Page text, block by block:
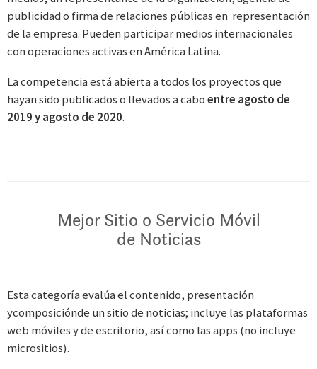
publicidad o firma de relaciones públicas en representación
de la empresa. Pueden participar medios internacionales
con operaciones activas en América Latina.
La competencia está abierta a todos los proyectos que
hayan sido publicados o llevados a caboentre agosto de
2019 y agosto de 2020.
Mejor Sitio o Servicio Móvil
de Noticias
Esta categoría evalúa el contenido, presentación
ycomposiciónde un sitio de noticias; incluye las plataformas
web móviles y de escritorio, así como las apps (no incluye
micrositios).